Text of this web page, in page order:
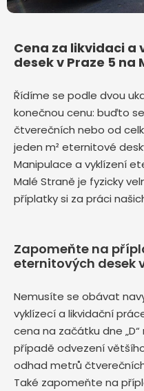
Cena za likvidaci
desek v Praze 5 na
Řídíme se podle dvou
konečnou cenu: buďto
čtverečních nebo od
jeden m² eternitové
Manipulace a vyklízení
Malé Straně je fyzicky
příplatky si za práci
Zapomeňte na
eternitových desek
Nemusíte se obávat
vyklízecí a likvidační
cena na začátku dne
případě odvezení
odhad metrů
Také zapomeňte na